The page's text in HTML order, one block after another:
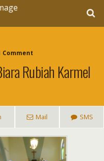
Comment
Rubiah Karmel
Mail SMS